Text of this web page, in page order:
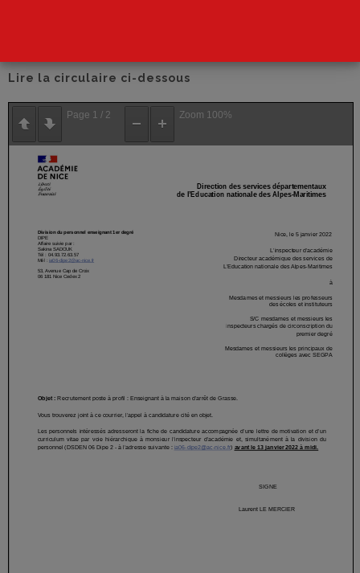
Lire la circulaire ci-dessous
Page 1 / 2 Zoom 100%